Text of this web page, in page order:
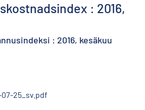
: 2016,
: 2016, kesäkuu
07-25_sv.pdf